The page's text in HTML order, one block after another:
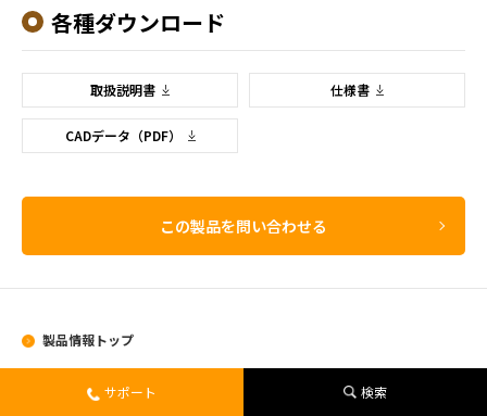
各種ダウンロード
取扱説明書 仕様書
CADデータ（PDF）
この製品を問い合わせる
製品情報トップ
サポート 検索